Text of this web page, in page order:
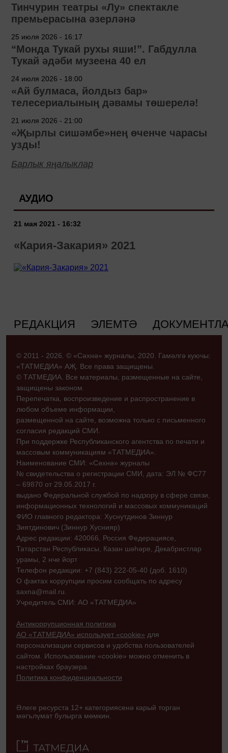
Тинчурин театры «Лу» спектакле
премьерасына әзерләнә
25 июля 2026 - 16:17
“Монда Тукай рухы яши!”. Габдулла
Тукай әдәби музеена 40 ел
24 июля 2026 - 18:00
«Ай булмаса, йолдыз бар»
телесериалының дәвамы төшерелә!
21 июля 2026 - 21:00
«Җырлы сишәмбе»нең өченче чарасы
узды!
Барлык яңалыклар
АУДИО
21 мая 2021 - 16:32
«Кария-Закария» 2021
РЕДАКЦИЯ ЭЛЕМТӘ
© 2011 - 2026. © «Сәхнә» журналы, 2020. Гамәлгә куючы:
«ТАТМЕДИА» АҖ. Все права защищены.
© ТАТМЕДИА. Все материалы, размещенные на сайте,
защищены законом.
Перепечатка, воспроизведение и распространение в
любом объеме информации,
размещенной на сайте, возможна только с письменного
согласия редакций СМИ.
При поддержке Республиканского агентства по печати и
массовым коммуникациям «ТАТМЕДИА».
Наименование СМИ: «Сәхнә» журналы
№ свидетельства о регистрации СМИ, дата: ЭЛ № ФС77
– 69870 от 29.05.2017 г.
выдано Федеральной службой по надзору в сфере связи,
информационных технологий и массовых коммуникаций
ФИО главного редактора: Хуснутдинов Зиннур
Зиятдинович (Зиннур Хуснияр)
Адрес редакции: 420066, Россия Федерациясе,
Татарстан Республикасы, Казан шәһәре, Декабристлар
урамы, 2 нче йорт
Телефон редакции: +7 (843) 222-05-40 (доб. 1610)
О фактах коррупции просим сообщать по адресу
saxna@mail.ru.
Учредитель СМИ: АО «ТАТМЕДИА»
Антикоррупционная политика
АО «ТАТМЕДИА» использует «cookie» для
персонализации сервисов и удобства пользователей
сайтом. Использование «cookie» можно отменить в
настройках браузера.
Политика конфиденциальности
Әлеге ресурста 12+ категориясенә карый торган
мәгълүмат булырга мөмкин.